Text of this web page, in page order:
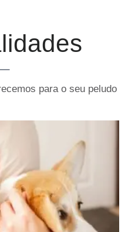
para o seu peludo